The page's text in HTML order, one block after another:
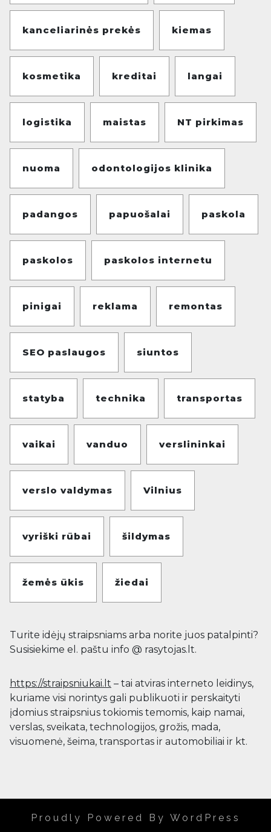
kanceliarinės prekės kiemas
kosmetika kreditai langai
logistika maistas NT pirkimas
nuoma odontologijos klinika
padangos papuošalai paskola
paskolos paskolos internetu
pinigai reklama remontas
SEO paslaugos siuntos
statyba technika transportas
vaikai vanduo verslininkai
verslo valdymas Vilnius
vyriški rūbai šildymas
žemės ūkis žiedai
Turite idėjų straipsniams arba norite juos patalpinti?
Susisiekime el. paštu info @ rasytojas.lt.
https://straipsniukai.lt – tai atviras interneto leidinys,
kuriame visi norintys gali publikuoti ir perskaityti
įdomius straipsnius tokiomis temomis, kaip namai,
verslas, sveikata, technologijos, grožis, mada,
visuomenė, šeima, transportas ir automobiliai ir kt.
Proudly Powered By WordPress